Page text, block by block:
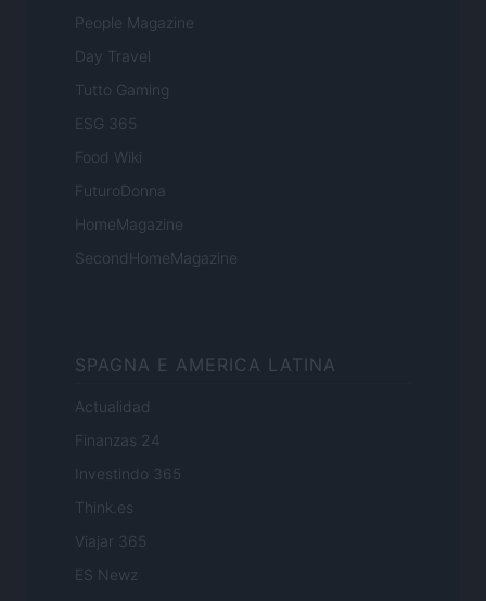
People Magazine
Day Travel
Tutto Gaming
ESG 365
Food Wiki
FuturoDonna
HomeMagazine
SecondHomeMagazine
SPAGNA E AMERICA LATINA
Actualidad
Finanzas 24
Investindo 365
Think.es
Viajar 365
ES Newz